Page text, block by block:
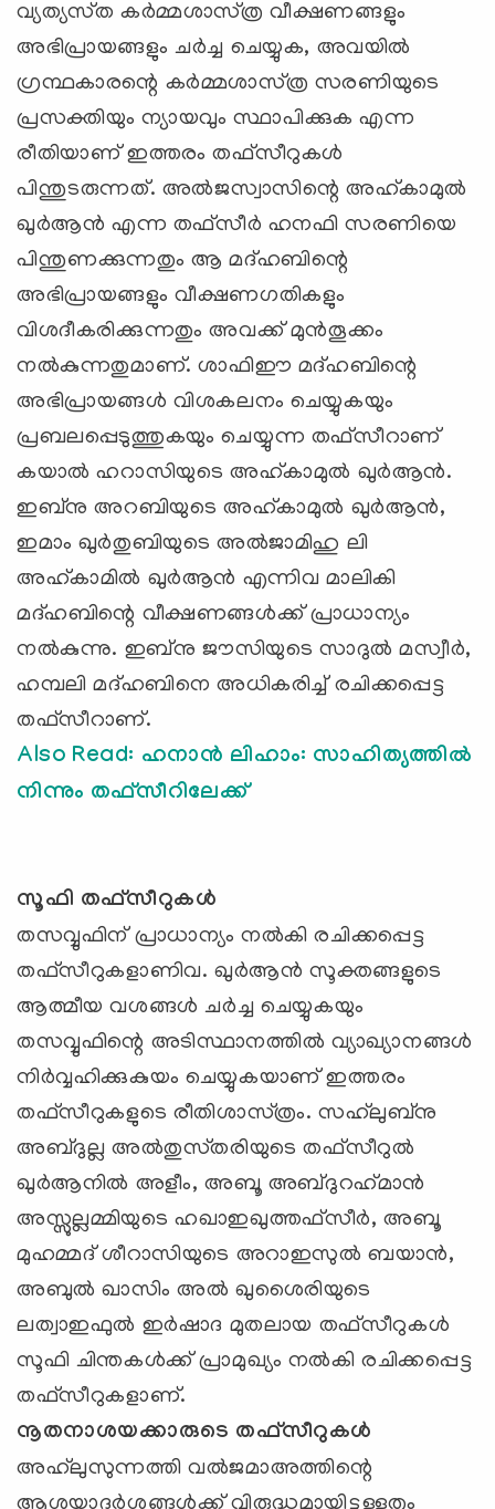
വ്യത്യസ്‌ത കര്‍മ്മശാസ്‌ത്ര വീക്ഷണങ്ങളും
അഭിപ്രായങ്ങളും ചര്‍ച്ച ചെയ്യുക, അവയില്‍
ഗ്രന്ഥകാരന്റെ കര്‍മ്മശാസ്‌ത്ര സരണിയുടെ
പ്രസക്തിയും ന്യായവും സ്ഥാപിക്കുക എന്ന
രീതിയാണ്‌ ഇത്തരം തഫ്‌സീറുകള്‍
പിന്തുടരുന്നത്‌. അല്‍ജസ്വാസിന്റെ അഹ്‌കാമുല്‍
ഖുര്‍ആന്‍ എന്ന തഫ്‌സീര്‍ ഹനഫി സരണിയെ
പിന്തുണക്കുന്നതും ആ മദ്‌ഹബിന്റെ
അഭിപ്രായങ്ങളും വീക്ഷണഗതികളും
വിശദീകരിക്കുന്നതും അവക്ക്‌ മുന്‍തൂക്കം
നല്‍കുന്നതുമാണ്‌. ശാഫിഈ മദ്‌ഹബിന്റെ
അഭിപ്രായങ്ങള്‍ വിശകലനം ചെയ്യുകയും
പ്രബലപ്പെടുത്തുകയും ചെയ്യുന്ന തഫ്‌സീറാണ്‌
കയാല്‍ ഹറാസിയുടെ അഹ്‌കാമുല്‍ ഖുര്‍ആന്‍.
ഇബ്‌നു അറബിയുടെ അഹ്‌കാമുല്‍ ഖുര്‍ആന്‍,
ഇമാം ഖുര്‍തുബിയുടെ അല്‍ജാമിഹു ലി
അഹ്‌കാമില്‍ ഖുര്‍ആന്‍ എന്നിവ മാലികി
മദ്‌ഹബിന്റെ വീക്ഷണങ്ങള്‍ക്ക്‌ പ്രാധാന്യം
നല്‍കുന്നു. ഇബ്‌നു ജൗസിയുടെ സാദുല്‍ മസ്വീര്‍,
ഹമ്പലി മദ്‌ഹബിനെ അധികരിച്ച്‌ രചിക്കപ്പെട്ട
തഫ്‌സീറാണ്‌.
Also Read: ഹനാൻ ലിഹാം: സാഹിത്യത്തിൽ
നിന്നും തഫ്സീറിലേക്ക്
സൂഫി തഫ്‌സീറുകള്‍
തസവ്വുഫിന്‌ പ്രാധാന്യം നല്‍കി രചിക്കപ്പെട്ട
തഫ്‌സീറുകളാണിവ. ഖുര്‍ആന്‍ സൂക്തങ്ങളുടെ
ആത്മീയ വശങ്ങള്‍ ചര്‍ച്ച ചെയ്യുകയും
തസവ്വുഫിന്റെ അടിസ്ഥാനത്തില്‍ വ്യാഖ്യാനങ്ങള്‍
നിര്‍വ്വഹിക്കുകുയം ചെയ്യുകയാണ്‌ ഇത്തരം
തഫ്‌സീറുകളുടെ രീതിശാസ്‌ത്രം. സഹ്‌ലുബ്‌നു
അബ്ദുല്ല അല്‍തുസ്‌തരിയുടെ തഫ്‌സീറുല്‍
ഖുര്‍ആനില്‍ അളീം, അബൂ അബ്ദുറഹ്‌മാന്‍
അസ്സുല്ലമ്മിയുടെ ഹഖാഇഖുത്തഫ്‌സീര്‍, അബൂ
മുഹമ്മദ്‌ ശീറാസിയുടെ അറാഇസുല്‍ ബയാന്‍,
അബുല്‍ ഖാസിം അല്‍ ഖുശൈരിയുടെ
ലത്വാഇഫുല്‍ ഇര്‍ഷാദ മുതലായ തഫ്‌സീറുകള്‍
സൂഫി ചിന്തകള്‍ക്ക്‌ പ്രാമുഖ്യം നല്‍കി രചിക്കപ്പെട്ട
തഫ്‌സീറുകളാണ്‌.
നൂതനാശയക്കാരുടെ തഫ്‌സീറുകള്‍
അഹ്‌ലുസുന്നത്തി വല്‍ജമാഅത്തിന്റെ